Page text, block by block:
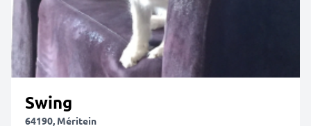
Swing
64190, Méritein